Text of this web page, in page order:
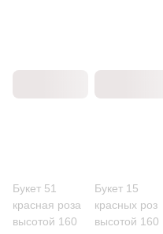
Букет 51
красная роза
высотой 160
Букет 15
красных роз
высотой 160